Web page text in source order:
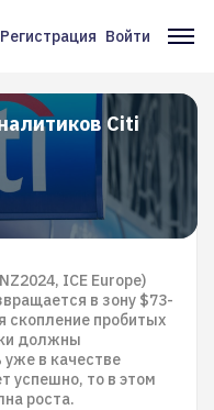
Меню
пользователя
Регистрация Войти
Citi
ICE Europe)
в зону $73-
скопление пробитых
должны
уже в качестве
успешно, то в этом
роста.